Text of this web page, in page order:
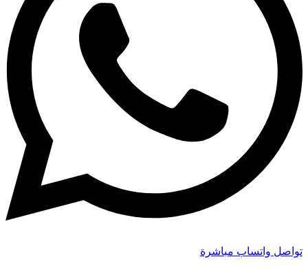
تواصل واتساب مباشرة